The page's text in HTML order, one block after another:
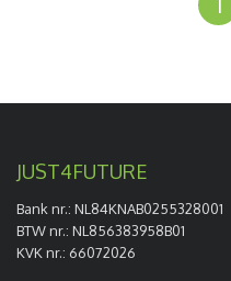
JUST4FUTURE
Bank nr.: NL84KNAB0255328001
BTW nr.: NL856383958B01
KVK nr.: 66072026